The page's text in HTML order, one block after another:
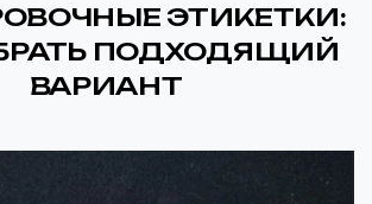
ЭТИКЕТКИ:
ПОДХОДЯЩИЙ
ВАРИАНТ